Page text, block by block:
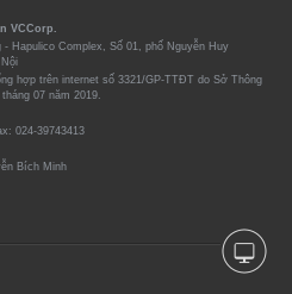
VCCorp.
Hapulico Complex, Số 01, phố Nguyễn Huy
hợp trên internet số 3321/GP-TTĐT do Sở Thông
07 năm 2019.
024-39743413
Bích Minh